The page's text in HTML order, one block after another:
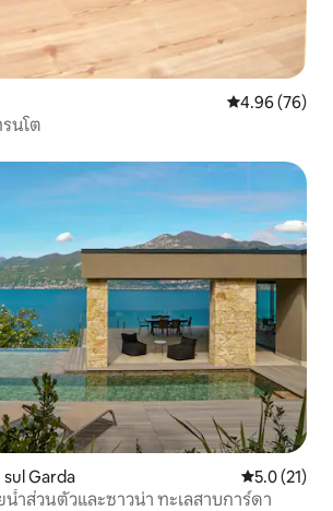
คะแนนเฉลี่ย
4.96 (76)
นโต
Garda คะแนนเฉลี่ย
5.0 (21)
ำส่วนตัวและซาวน่า ทะเลสาบการ์ดา